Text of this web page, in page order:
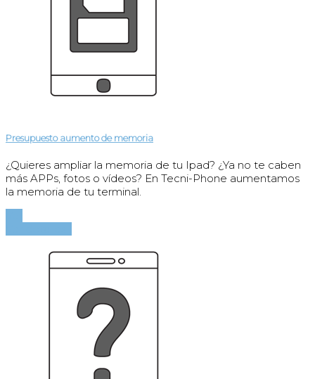
Presupuesto aumento de memoria
¿Quieres ampliar la memoria de tu Ipad? ¿Ya no te caben
más APPs, fotos o vídeos? En Tecni-Phone aumentamos
la memoria de tu terminal.